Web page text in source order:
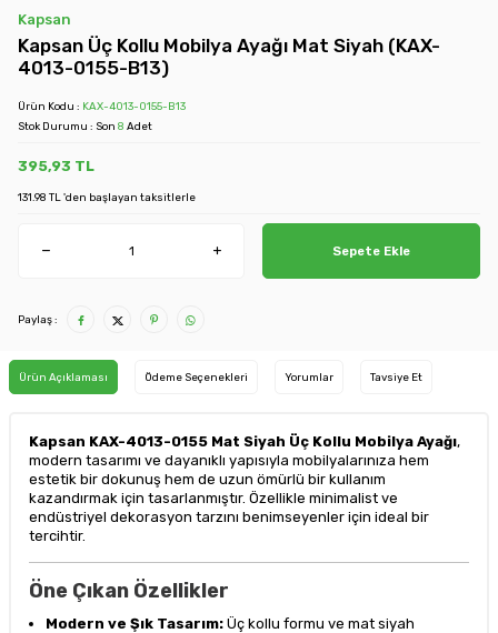
Kapsan
Kapsan Üç Kollu Mobilya Ayağı Mat Siyah (KAX-
4013-0155-B13)
Ürün Kodu : KAX-4013-0155-B13
Stok Durumu : Son 8 Adet
395,93 TL
131.98 TL 'den başlayan taksitlerle
Sepete Ekle
Paylaş :
Ürün Açıklaması Ödeme Seçenekleri Yorumlar Tavsiye Et
Kapsan KAX-4013-0155 Mat Siyah Üç Kollu Mobilya Ayağı,
modern tasarımı ve dayanıklı yapısıyla mobilyalarınıza hem
estetik bir dokunuş hem de uzun ömürlü bir kullanım
kazandırmak için tasarlanmıştır. Özellikle minimalist ve
endüstriyel dekorasyon tarzını benimseyenler için ideal bir
tercihtir.
Öne Çıkan Özellikler
Modern ve Şık Tasarım: Üç kollu formu ve mat siyah